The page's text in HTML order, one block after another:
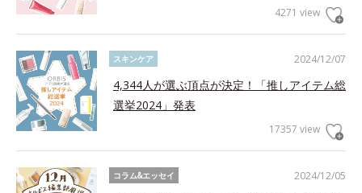
4271 view
2024/12/07
スキンケア
4,344人が選ぶ頂点が決定！「推しアイテム総
選挙2024」発表
17357 view
2024/12/05
コラム&エッセイ